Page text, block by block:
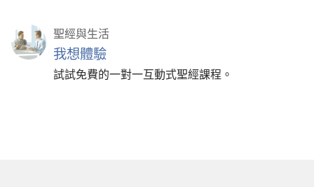
聖經與生活
我想體驗
試試免費的一對一互動式聖經課程。